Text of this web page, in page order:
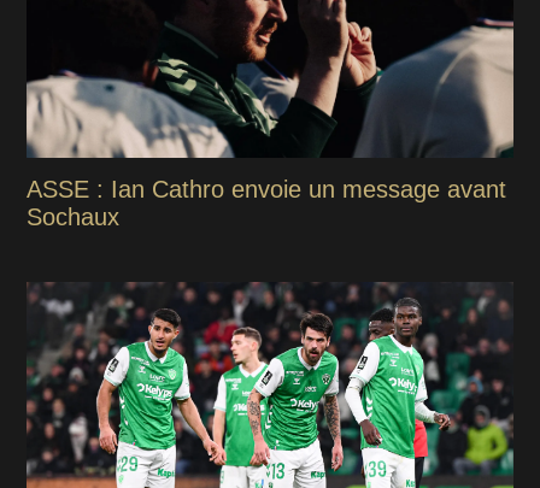
ASSE : Ian Cathro envoie un message avant
Sochaux